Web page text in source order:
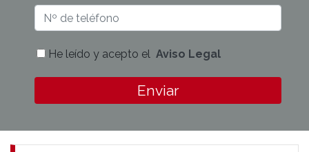
He leído y acepto el Aviso Legal
Enviar